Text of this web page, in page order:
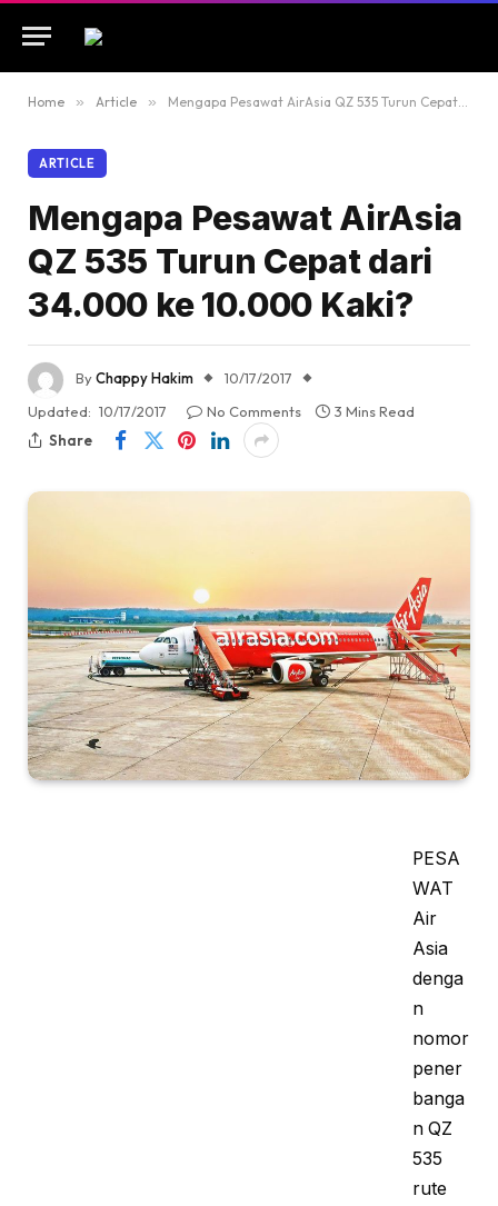
Home » Article » Mengapa Pesawat AirAsia QZ 535 Turun Cepat dari 34.000 ke 10.000 Kaki?
ARTICLE
Mengapa Pesawat AirAsia
QZ 535 Turun Cepat dari
34.000 ke 10.000 Kaki?
ByChappy Hakim
10/17/2017
Updated: 10/17/2017 No Comments
3 Mins Read
Share
PESA
WAT
Air
Asia
denga
n
nomor
pener
banga
n QZ
535
rute